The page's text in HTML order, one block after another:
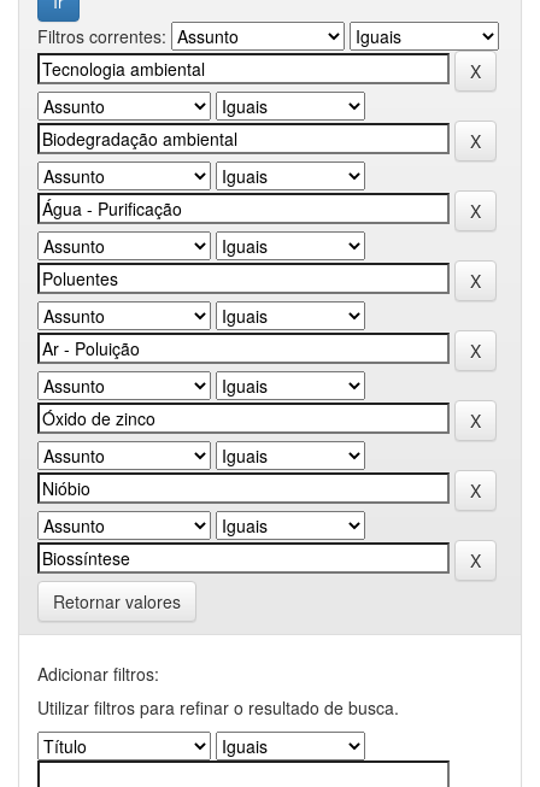
Filtros correntes:
Retornar valores
Adicionar filtros:
Utilizar filtros para refinar o resultado de busca.